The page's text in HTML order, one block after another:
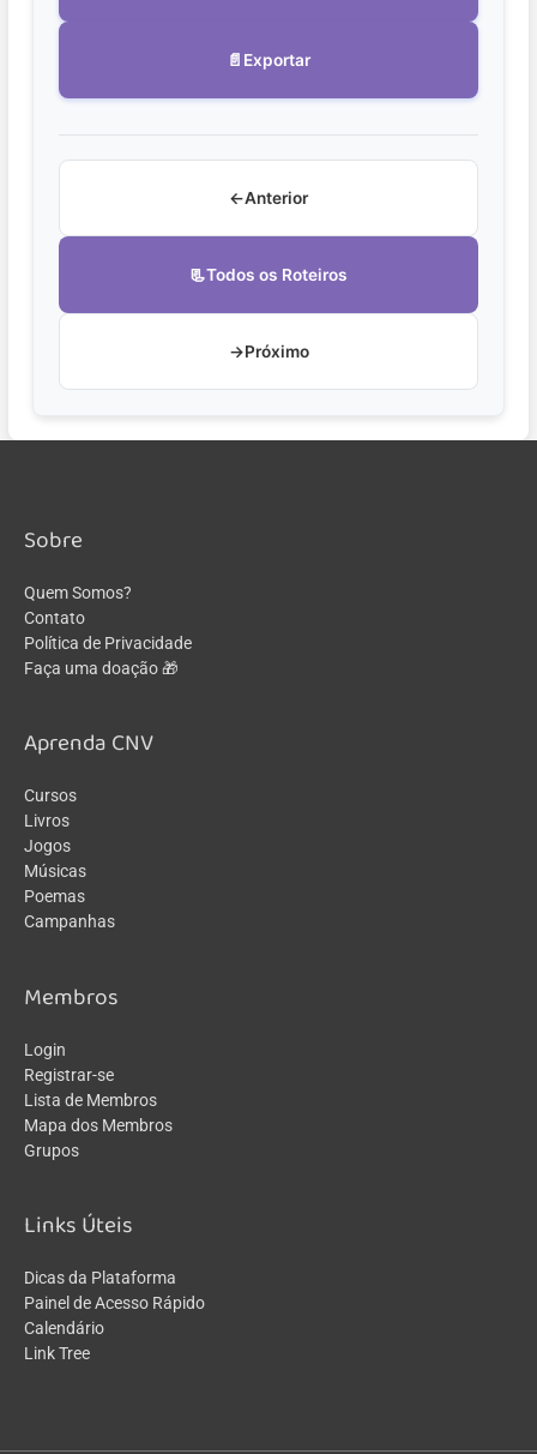
📄 Exportar
←Anterior
📃Todos os Roteiros
→Próximo
Sobre
Quem Somos?
Contato
Política de Privacidade
Faça uma doação 🎁
Aprenda CNV
Cursos
Livros
Jogos
Músicas
Poemas
Campanhas
Membros
Login
Registrar-se
Lista de Membros
Mapa dos Membros
Grupos
Links Úteis
Dicas da Plataforma
Painel de Acesso Rápido
Calendário
Link Tree